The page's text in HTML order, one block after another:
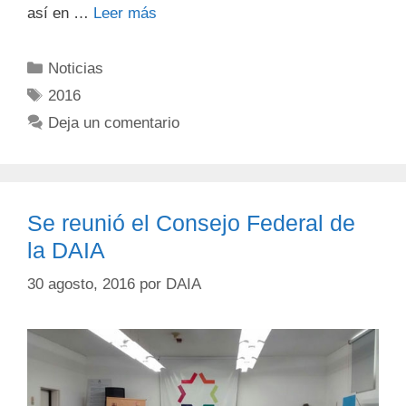
así en … Leer más
Noticias
2016
Deja un comentario
Se reunió el Consejo Federal de
la DAIA
30 agosto, 2016 por DAIA